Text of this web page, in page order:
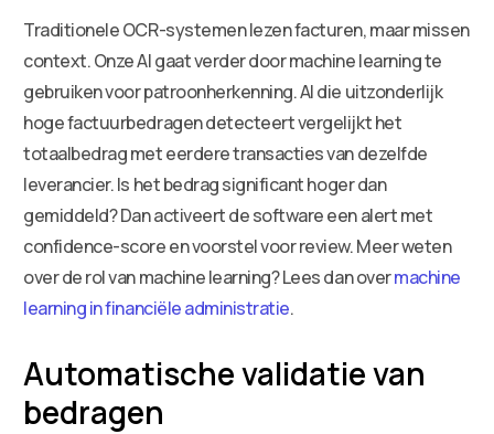
Traditionele OCR-systemen lezen facturen, maar missen
context. Onze AI gaat verder door machine learning te
gebruiken voor patroonherkenning. AI die uitzonderlijk
hoge factuurbedragen detecteert vergelijkt het
totaalbedrag met eerdere transacties van dezelfde
leverancier. Is het bedrag significant hoger dan
gemiddeld? Dan activeert de software een alert met
confidence-score en voorstel voor review. Meer weten
over de rol van machine learning? Lees dan overmachine
learning in financiële administratie.
Automatische validatie van
bedragen